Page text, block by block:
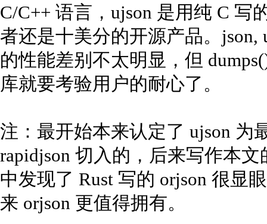
C/C++ 语言，ujson 是用纯 C 写
者还是十美分的开源产品。json,
的性能差别不太明显，但
库就要考验用户的耐心了。
注：最开始本来认定了 ujson 为
rapidjson 切入的，后来写作本
中发现了 Rust 写的 orjson 很显
来 orjson 更值得拥有。